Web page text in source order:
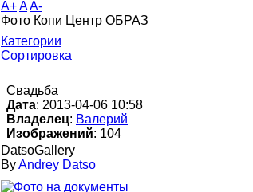
A+AA-
Фото Копи Центр ОБРАЗ
Категории
Сортировка
Свадьба
Дата: 2013-04-06 10:58
Владелец: Валерий
Изображений: 104
DatsoGallery
ByAndrey Datso